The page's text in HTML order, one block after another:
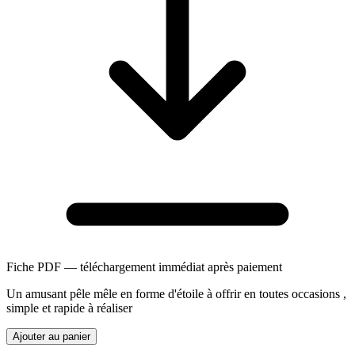
Fiche PDF — téléchargement immédiat après paiement
Un amusant pêle mêle en forme d'étoile à offrir en toutes occasions ,
simple et rapide à réaliser
Ajouter au panier